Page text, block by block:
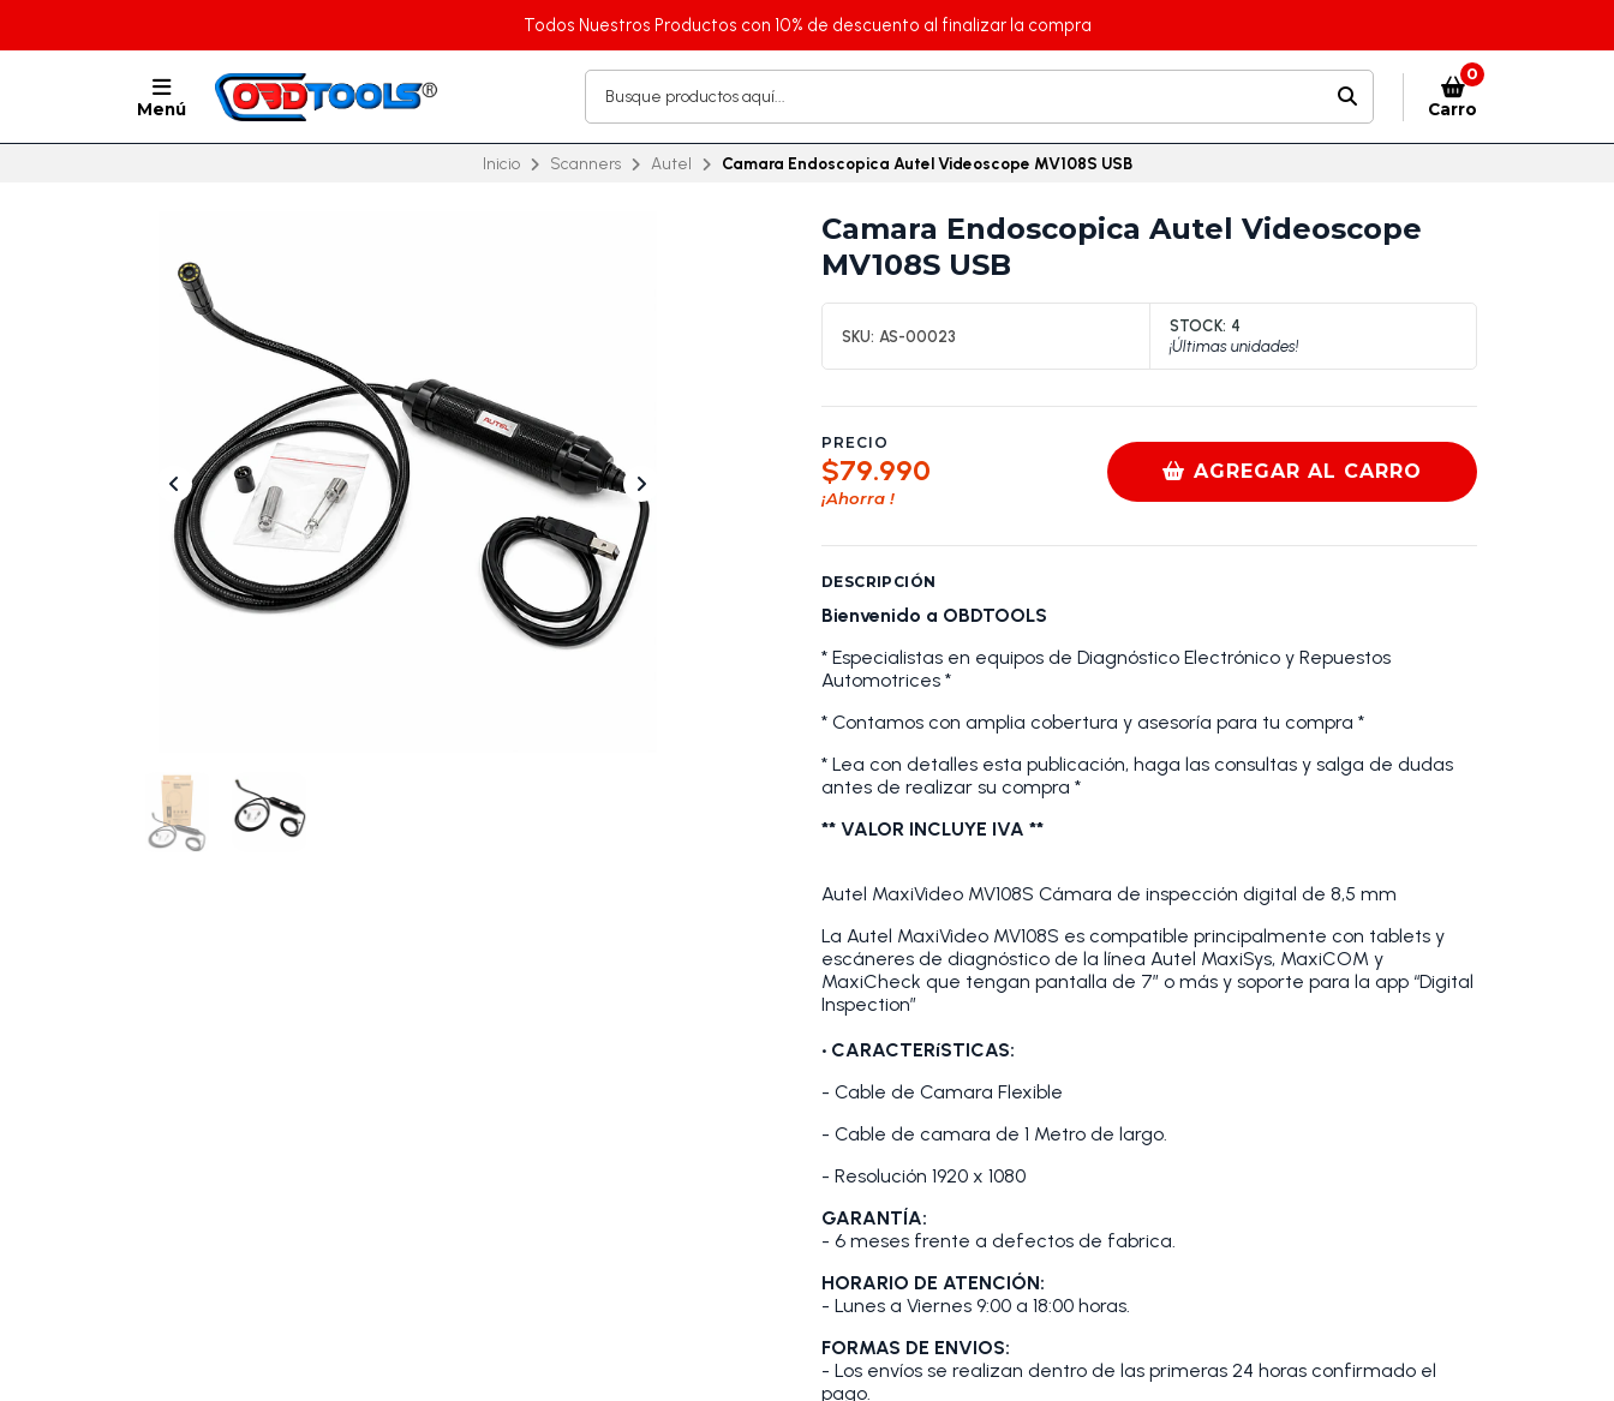
Todos Nuestros Productos con 10% de descuento al finalizar la compra
Menú
0
Carro
Inicio Scanners Autel Camara Endoscopica Autel Videoscope MV108S USB
Camara Endoscopica Autel Videoscope
MV108S USB
SKU: AS-00023
STOCK: 4
¡Últimas unidades!
PRECIO
$79.990
¡Ahorra !
AGREGAR AL CARRO
DESCRIPCIÓN
Bienvenido a OBDTOOLS
* Especialistas en equipos de Diagnóstico Electrónico y Repuestos
Automotrices *
* Contamos con amplia cobertura y asesoría para tu compra *
* Lea con detalles esta publicación, haga las consultas y salga de dudas
antes de realizar su compra *
** VALOR INCLUYE IVA **
Autel MaxiVideo MV108S Cámara de inspección digital de 8,5 mm
La Autel MaxiVideo MV108S es compatible principalmente con tablets y
escáneres de diagnóstico de la línea Autel MaxiSys, MaxiCOM y
MaxiCheck que tengan pantalla de 7” o más y soporte para la app “Digital
Inspection”
• CARACTERíSTICAS:
- Cable de Camara Flexible
- Cable de camara de 1 Metro de largo.
- Resolución 1920 x 1080
GARANTÍA:
- 6 meses frente a defectos de fabrica.
HORARIO DE ATENCIÓN:
- Lunes a Viernes 9:00 a 18:00 horas.
FORMAS DE ENVIOS:
- Los envíos se realizan dentro de las primeras 24 horas confirmado el
pago.